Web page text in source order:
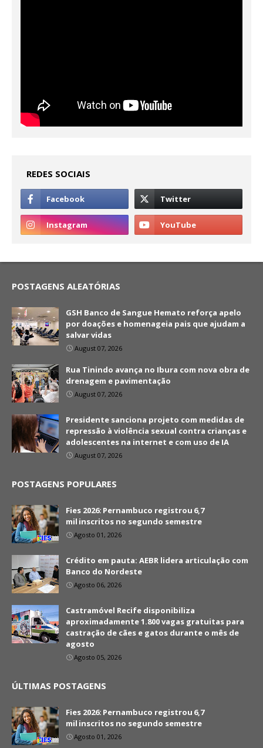
REDES SOCIAIS
POSTAGENS ALEATÓRIAS
GSH Banco de Sangue Hemato reforça apelo
por doações e homenageia pais que ajudam a
salvar vidas
August 07, 2026
Rua Tinindo avança no Ibura com nova obra de
drenagem e pavimentação
August 07, 2026
Presidente sanciona projeto com medidas de
repressão à violência sexual contra crianças e
adolescentes na internet e com uso de IA
August 07, 2026
POSTAGENS POPULARES
Fies 2026: Pernambuco registrou 6,7
mil inscritos no segundo semestre
Agosto 01, 2026
Crédito em pauta: AEBR lidera articulação com
Banco do Nordeste
Agosto 06, 2026
Castramóvel Recife disponibiliza
aproximadamente 1.800 vagas gratuitas para
castração de cães e gatos durante o mês de
agosto
Agosto 05, 2026
ÚLTIMAS POSTAGENS
Fies 2026: Pernambuco registrou 6,7
mil inscritos no segundo semestre
Agosto 01, 2026